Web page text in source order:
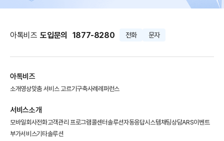
아톡비즈 도입문의 1877-8280 전화 문자
아톡비즈
소개영상맞춤 서비스 고르기구축사례 레퍼런스
서비스소개
모바일회사전화고객관리 프로그램콜센터솔루션자동응답시스템채팅상담ARS이벤트
부가서비스기타솔루션